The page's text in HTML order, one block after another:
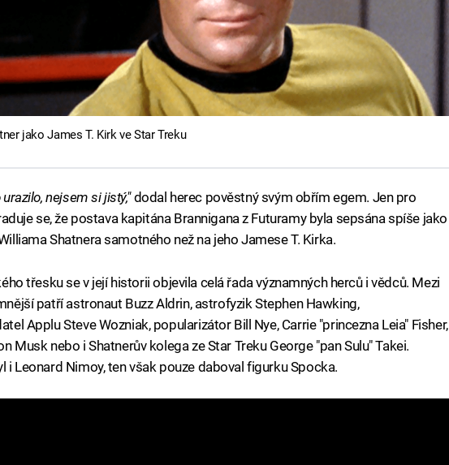
jako James T. Kirk ve Star Treku
urazilo, nejsem si jistý,"dodal herec pověstný svým obřím egem. Jen pro
se, že postava kapitána Brannigana z Futuramy byla sepsána spíše jako
Shatnera samotného než na jeho Jamese T. Kirka.
třesku se v její historii objevila celá řada významných herců i vědců. Mezi
patří astronaut Buzz Aldrin, astrofyzik Stephen Hawking,
Applu Steve Wozniak, popularizátor Bill Nye, Carrie "princezna Leia" Fisher,
Musk nebo i Shatnerův kolega ze Star Treku George "pan Sulu" Takei.
i Leonard Nimoy, ten však pouze daboval figurku Spocka.